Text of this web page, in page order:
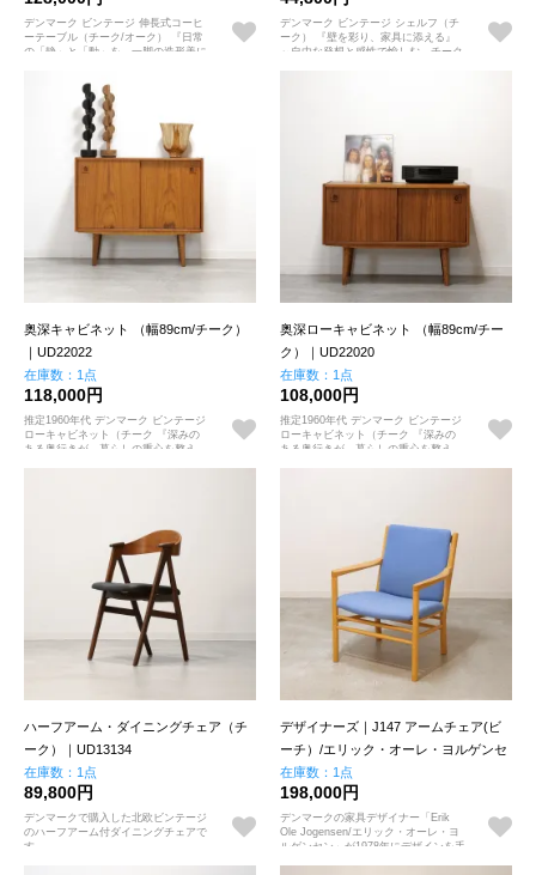
デンマーク ビンテージ 伸長式コーヒ
ーテーブル（チーク/オーク） 『日常
の「静」と「動」を、一脚の造形美に
デンマーク ビンテージ シェルフ（チ
ーク） 『壁を彩り、家具に添える』
～自由な発想と感性で愉しむ、チーク
奥深キャビネット （幅89cm/チーク）
｜UD22022
在庫数：1点
118,000円
推定1960年代 デンマーク ビンテージ
ローキャビネット（チーク 『深みの
ある奥行きが、暮らしの重心を整え
奥深ローキャビネット （幅89cm/チー
ク）｜UD22020
在庫数：1点
108,000円
推定1960年代 デンマーク ビンテージ
ローキャビネット（チーク 『深みの
ある奥行きが、暮らしの重心を整え
ハーフアーム・ダイニングチェア（チ
ーク）｜UD13134
在庫数：1点
89,800円
デンマークで購入した北欧ビンテージ
のハーフアーム付ダイニングチェアで
す
デザイナーズ｜J147 アームチェア(ビ
ーチ）/エリック・オーレ・ヨルゲンセ
ン｜UD18339
在庫数：1点
198,000円
デンマークの家具デザイナー「Erik
Ole Jogensen/エリック・オーレ・ヨ
ルゲンセン」が1978年にデザインを手